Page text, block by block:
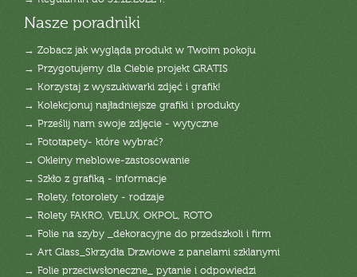
Nasze poradniki
→ Zobacz jak wygląda produkt w Twoim pokoju
→ Przygotujemy dla Ciebie projekt GRATIS
→ Korzystaj z wyszukiwarki zdjęć i grafik!
→ Kolekcjonuj najładniejsze grafiki i produkty
→ Prześlij nam swoje zdjęcie - wytyczne
→ Fototapety- które wybrać?
→ Okleiny meblowe-zastosowanie
→ Szkło z grafiką - informacje
→ Rolety, fotorolety - rodzaje
→ Rolety FAKRO, VELUX, OKPOL, ROTO
→ Folie na szyby _dekoracyjne do przedszkoli i firm
→ Art Glass_Skrzydła Drzwiowe z panelami szklanymi
→ Folie przeciwsłoneczne_ pytanie i odpowiedzi